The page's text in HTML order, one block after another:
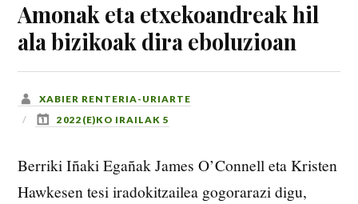
Amonak eta etxekoandreak hil
ala bizikoak dira eboluzioan
XABIER RENTERIA-URIARTE
2022(E)KO IRAILAK 5
Berriki Iñaki Egañak James O’Connell eta Kristen
Hawkesen tesi iradokitzailea gogorarazi digu,